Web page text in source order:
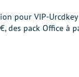
pour VIP-
des pack Office à